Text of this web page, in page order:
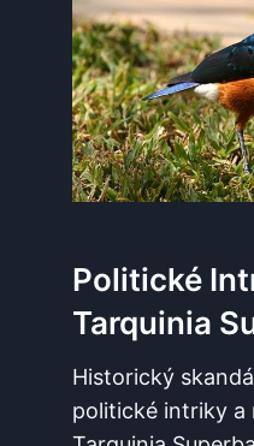
Politické
Tarquinia
Historický
politické intriky a